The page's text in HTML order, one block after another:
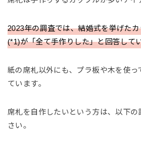
2023年の調査では、結婚式を挙げた
(*1)が「全て手作りした」と回答して
紙の席札以外にも、プラ板や木を使っ
ています。
席札を自作したいという方は、以下
さい。